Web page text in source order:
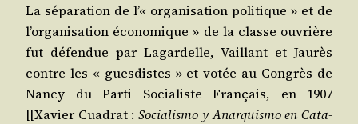
La sépa­ra­tion de l’« orga­ni­sa­tion poli­tique » et de
l’or­ga­ni­sa­tion éco­no­mique » de la classe ouvrière
fut défen­due par Lagar­delle, Vaillant et Jau­rès
contre les « gues­distes » et votée au Congrès de
Nan­cy du Par­ti Socia­liste Fran­çais, en 1907
[[Xavier Cua­drat :Socia­lis­mo y Anar­quis­mo en Cata­